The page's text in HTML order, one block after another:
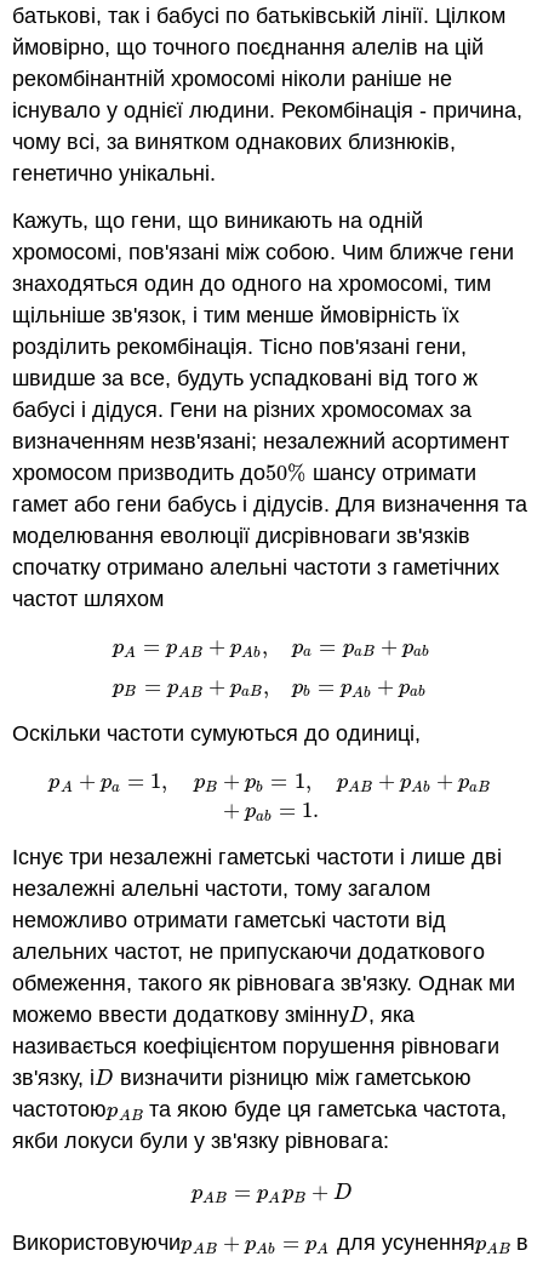
батькові, так і бабусі по батьківській лінії. Цілком
ймовірно, що точного поєднання алелів на цій
рекомбінантній хромосомі ніколи раніше не
існувало у однієї людини. Рекомбінація - причина,
чому всі, за винятком однакових близнюків,
генетично унікальні.
Кажуть, що гени, що виникають на одній
хромосомі, пов'язані між собою. Чим ближче гени
знаходяться один до одного на хромосомі, тим
щільніше зв'язок, і тим менше ймовірність їх
розділить рекомбінація. Тісно пов'язані гени,
швидше за все, будуть успадковані від того ж
бабусі і дідуся. Гени на різних хромосомах за
визначенням незв'язані; незалежний асортимент
хромосом призводить до50%
50% шансу отримати
гамет або гени бабусь і дідусів. Для визначення та
моделювання еволюції дисрівноваги зв'язків
спочатку отримано алельні частоти з гаметічних
частот шляхом
pA = pAB + pAb,
pB = pAB + paB,
pa = paB + pab
pb = pAb + pab
a
Оскільки частоти сумуються до одиниці,
pA + pa = 1, pB + pb = 1, pAB + pAb + paB
+ pab = 1.
p A+pa =1,p +pb =1,p AB +p b+ p aB +pa b=1.
Існує три незалежні гаметські частоти і лише дві
незалежні алельні частоти, тому загалом
неможливо отримати гаметські частоти від
алельних частот, не припускаючи додаткового
обмеження, такого як рівновага зв'язку. Однак ми
можемо ввести додаткову зміннуD
D, яка
називається коефіцієнтом порушення рівноваги
зв'язку, іD
D визначити різницю між гаметською
частотоюpAB
pAB та якою буде ця гаметська частота,
якби локуси були у зв'язку рівновага:
pAB = pApB + D
p A B=pApB +D
ВикористовуючиpAB + pAb = pA
pAB +pAb=p A для усуненняpAB
pAB в